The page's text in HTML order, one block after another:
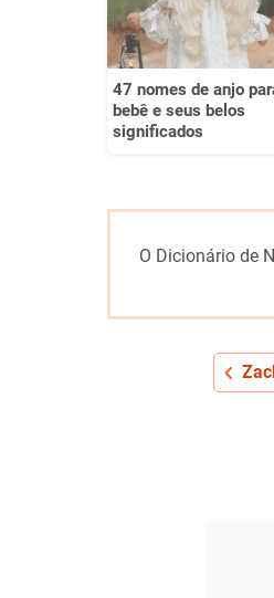
47 nomes de anjo
bebê e seus belos
significados
O Dicionário de